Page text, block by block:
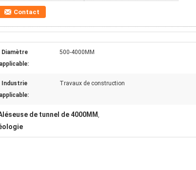
Contact
Diamètre
applicable:
500-4000MM
Industrie
applicable:
Travaux de construction
de tunnel de 4000MM ,